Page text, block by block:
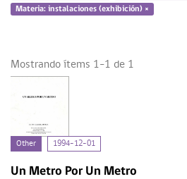
fotografía (obra visual) (1)
instalaciones (exhibición) (1)
Fecha
Materia: instalaciones (exhibición) ×
Mostrando ítems 1-1 de 1
Other 1994-12-01
Un Metro Por Un Metro